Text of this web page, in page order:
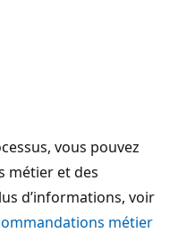
vous pouvez
métier et des
d’informations, voir
métier